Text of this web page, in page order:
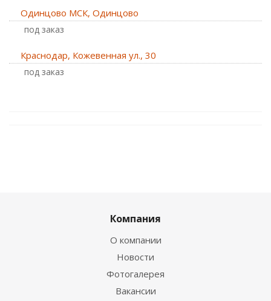
Одинцово МСК, Одинцово
Под заказ
Краснодар, Кожевенная ул., 30
Под заказ
Компания
О компании
Новости
Фотогалерея
Вакансии